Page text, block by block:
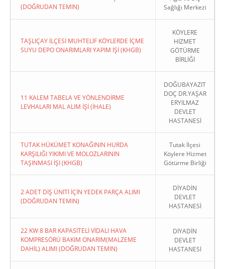
(DOĞRUDAN TEMIN)
Sağlığı Merkezi
TAŞLIÇAY İLÇESİ MUHTELİF KÖYLERDE İÇME
SUYU DEPO ONARIMLARI YAPIM İŞİ (KHGB)
KÖYLERE
HİZMET
GÖTÜRME
BİRLİĞİ
11 KALEM TABELA VE YÖNLENDİRME
LEVHALARI MAL ALIM İŞİ (İHALE)
DOĞUBAYAZIT
DOÇ DR.YAŞAR
ERYILMAZ
DEVLET
HASTANESİ
TUTAK HÜKÜMET KONAĞININ HURDA
KARŞILIĞI YIKIMI VE MOLOZLARININ
TAŞINMASI İŞI (KHGB)
Tutak İlçesi
Köylere Hizmet
Götürme Birliği
2 ADET DİŞ ÜNİTİ İÇİN YEDEK PARÇA ALIMI
(DOĞRUDAN TEMIN)
DİYADİN
DEVLET
HASTANESİ
22 KW 8 BAR KAPASİTELİ VİDALI HAVA
KOMPRESÖRÜ BAKIM ONARIM(MALZEME
DAHİL) ALIMI (DOĞRUDAN TEMIN)
DİYADİN
DEVLET
HASTANESİ